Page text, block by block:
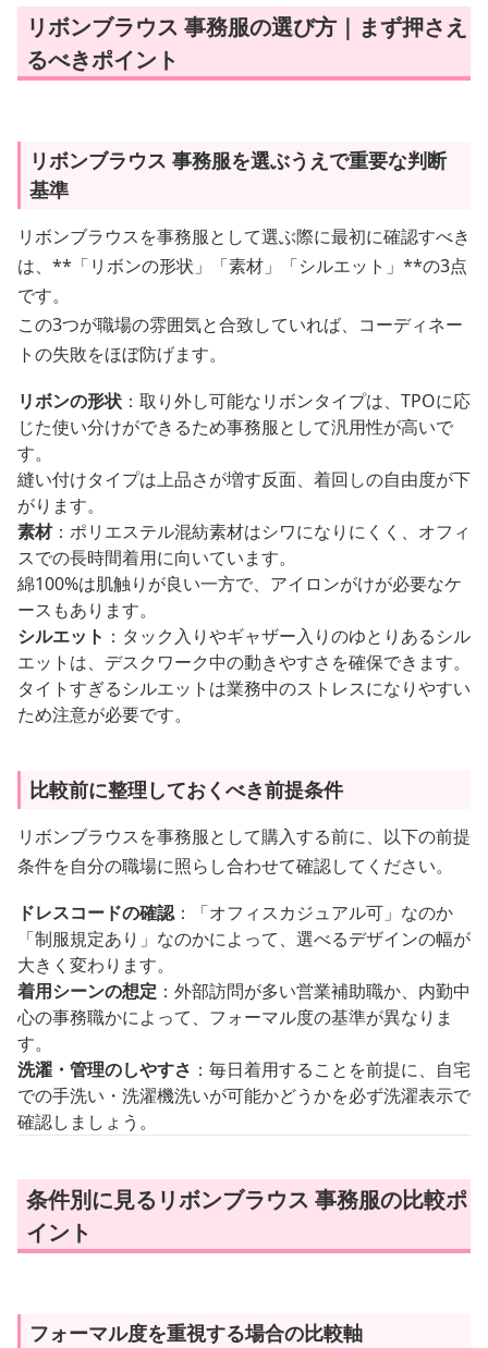
リボンブラウス 事務服の選び方｜まず押さえ
るべきポイント
リボンブラウス 事務服を選ぶうえで重要な判断
基準
リボンブラウスを事務服として選ぶ際に最初に確認すべき
は、**「リボンの形状」「素材」「シルエット」**の3点
です。
この3つが職場の雰囲気と合致していれば、コーディネー
トの失敗をほぼ防げます。
リボンの形状 ：取り外し可能なリボンタイプは、TPOに応
じた使い分けができるため事務服として汎用性が高いで
す。
縫い付けタイプは上品さが増す反面、着回しの自由度が下
がります。
素材：ポリエステル混紡素材はシワになりにくく、オフィ
スでの長時間着用に向いています。
綿100%は肌触りが良い一方で、アイロンがけが必要なケ
ースもあります。
シルエット ：タック入りやギャザー入りのゆとりあるシル
エットは、デスクワーク中の動きやすさを確保できます。
タイトすぎるシルエットは業務中のストレスになりやすい
ため注意が必要です。
比較前に整理しておくべき前提条件
リボンブラウスを事務服として購入する前に、以下の前提
条件を自分の職場に照らし合わせて確認してください。
ドレスコードの確認：「オフィスカジュアル可」なのか
「制服規定あり」なのかによって、選べるデザインの幅が
大きく変わります。
着用シーンの想定 ：外部訪問が多い営業補助職か、内勤中
心の事務職かによって、フォーマル度の基準が異なりま
す。
洗濯・管理のしやすさ ：毎日着用することを前提に、自宅
での手洗い・洗濯機洗いが可能かどうかを必ず洗濯表示で
確認しましょう。
条件別に見るリボンブラウス 事務服の比較ポ
イント
フォーマル度を重視する場合の比較軸